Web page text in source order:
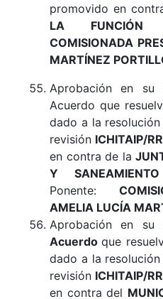
promovido en
LA FUNCIÓN
COMISIONADA
MARTÍNEZ
Aprobación en
Acuerdo que
dado a la
revisión ICHITAIP/
en contra de la
Y
Ponente:
AMELIA LUCÍA
Aprobación en
Acuerdoque
dado a la
revisión ICHITAIP/
en contra del